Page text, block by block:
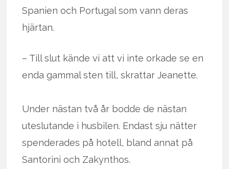
Spanien och Portugal som vann deras
hjärtan.
– Till slut kände vi att vi inte orkade se en
enda gammal sten till, skrattar Jeanette.
Under nästan två år bodde de nästan
uteslutande i husbilen. Endast sju nätter
spenderades på hotell, bland annat på
Santorini och Zakynthos.